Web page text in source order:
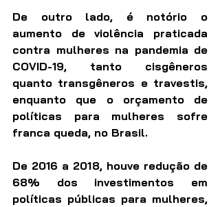
De outro lado, é notório o
aumento de violência praticada
contra mulheres na pandemia de
COVID-19, tanto cisgêneros
quanto transgêneros e travestis,
enquanto que o orçamento de
políticas para mulheres sofre
franca queda, no Brasil.
De 2016 a 2018, houve redução de
68% dos investimentos em
políticas públicas para mulheres,